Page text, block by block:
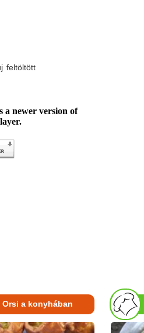
feltöltött
a newer version of
Orsi a konyhában